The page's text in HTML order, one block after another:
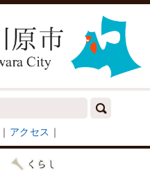
｜ アクセス ｜